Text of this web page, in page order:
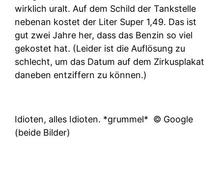
wirklich uralt. Auf dem Schild der Tankstelle
nebenan kostet der Liter Super 1,49. Das ist
gut zwei Jahre her, dass das Benzin so viel
gekostet hat. (Leider ist die Auflösung zu
schlecht, um das Datum auf dem Zirkusplakat
daneben entziffern zu können.)
Idioten, alles Idioten. *grummel* © Google
(beide Bilder)